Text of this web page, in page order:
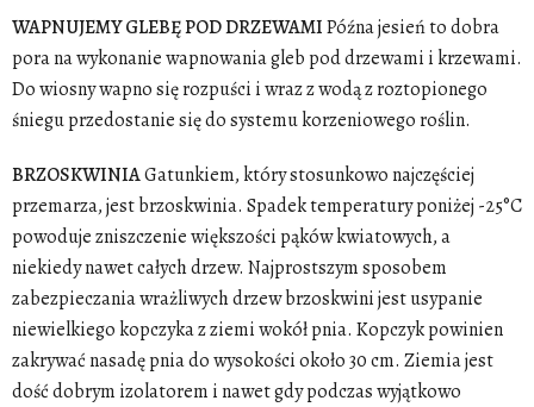
WAPNUJEMY GLEBĘ POD DRZEWAMIPóźna jesień to dobra
pora na wykonanie wapnowania gleb pod drzewami i krzewami.
Do wiosny wapno się rozpuści i wraz z wodą z roztopionego
śniegu przedostanie się do systemu korzeniowego roślin.
BRZOSKWINIAGatunkiem, który stosunkowo najczęściej
przemarza, jest brzoskwinia. Spadek temperatury poniżej -25°C
powoduje zniszczenie większości pąków kwiatowych, a
niekiedy nawet całych drzew. Najprostszym sposobem
zabezpieczania wrażliwych drzew brzoskwini jest usypanie
niewielkiego kopczyka z ziemi wokół pnia. Kopczyk powinien
zakrywać nasadę pnia do wysokości około 30 cm. Ziemia jest
dość dobrym izolatorem i nawet gdy podczas wyjątkowo